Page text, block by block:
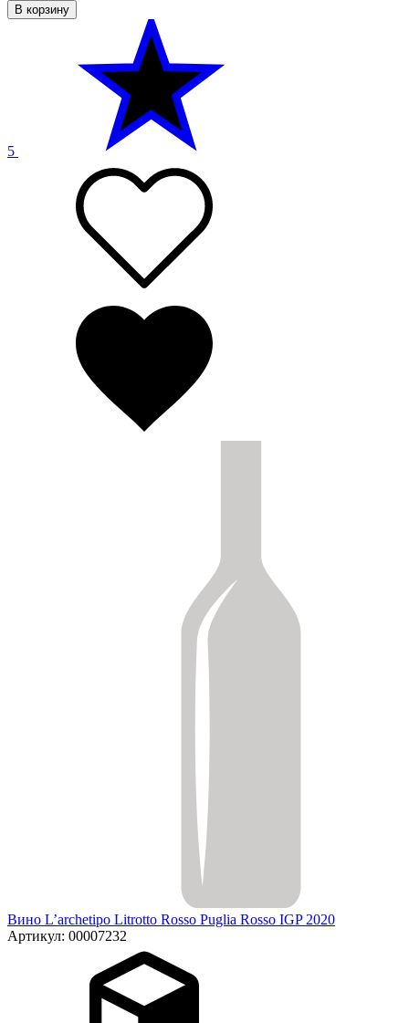
В корзину
5
Вино L’archetipo Litrotto Rosso Puglia Rosso IGP 2020
Артикул: 00007232